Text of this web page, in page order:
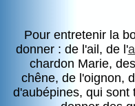
Pour entretenir la
donner : de l'ail, de l'
chardon Marie,
chêne, de l'oignon,
d'aubépines, qui sont